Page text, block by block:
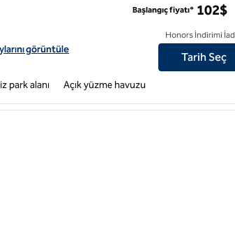
Inn Cupertino için otel detaylarını görüntüleyin
görüntüle
Başlangıç fiyatı* 102$
Honors İndirimi
Tarih Seç
park alanı Açık yüzme havuzu